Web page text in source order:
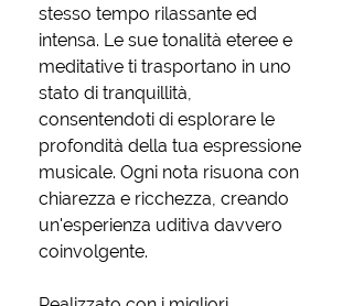
stesso tempo rilassante ed
intensa. Le sue tonalità eteree e
meditative ti trasportano in uno
stato di tranquillità,
consentendoti di esplorare le
profondità della tua espressione
musicale. Ogni nota risuona con
chiarezza e ricchezza, creando
un'esperienza uditiva davvero
coinvolgente.